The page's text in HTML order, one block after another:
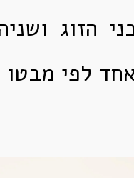
הזוג
לפי מבטו